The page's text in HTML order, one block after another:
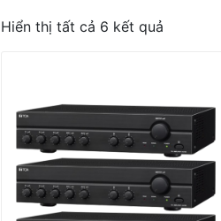
Hiển thị tất cả 6 kết quả